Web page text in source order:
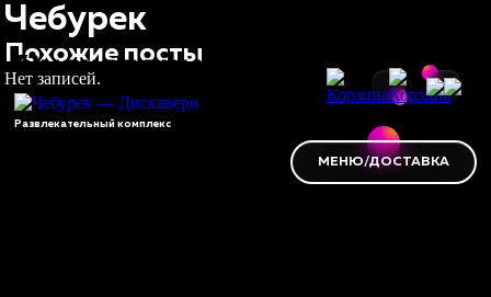
Развлекательный комплекс
МЕНЮ/ДОСТАВКА
Чебурек
Похожие посты
Нет записей.